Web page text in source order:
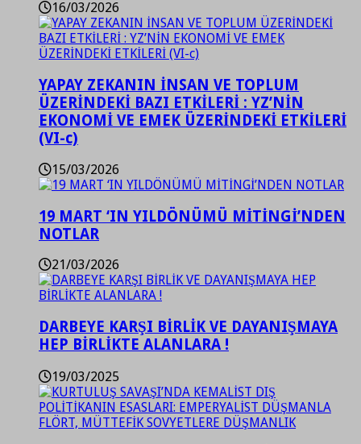
16/03/2026
YAPAY ZEKANIN İNSAN VE TOPLUM
ÜZERİNDEKİ BAZI ETKİLERİ : YZ’NİN
EKONOMİ VE EMEK ÜZERİNDEKİ ETKİLERİ
(VI-c)
15/03/2026
19 MART ‘IN YILDÖNÜMÜ MİTİNGİ’NDEN
NOTLAR
21/03/2026
DARBEYE KARŞI BİRLİK VE DAYANIŞMAYA
HEP BİRLİKTE ALANLARA !
19/03/2025